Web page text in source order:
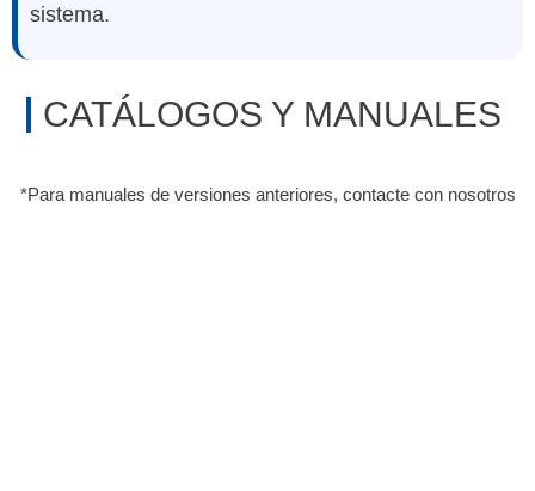
sistema.
CATÁLOGOS Y MANUALES
*Para manuales de versiones anteriores, contacte con nosotros